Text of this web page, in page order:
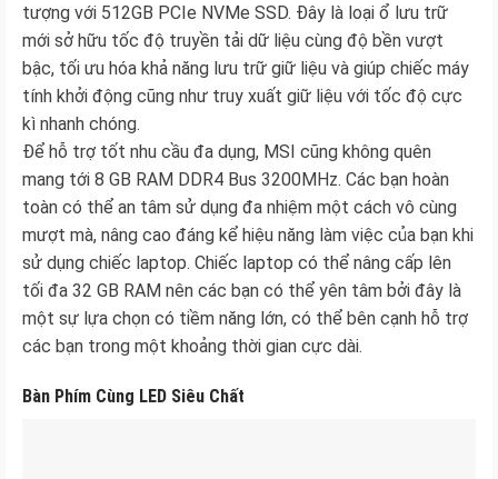
tượng với 512GB PCIe NVMe SSD. Đây là loại ổ lưu trữ
mới sở hữu tốc độ truyền tải dữ liệu cùng độ bền vượt
bậc, tối ưu hóa khả năng lưu trữ giữ liệu và giúp chiếc máy
tính khởi động cũng như truy xuất giữ liệu với tốc độ cực
kì nhanh chóng.
Để hỗ trợ tốt nhu cầu đa dụng, MSI cũng không quên
mang tới 8 GB RAM DDR4 Bus 3200MHz. Các bạn hoàn
toàn có thể an tâm sử dụng đa nhiệm một cách vô cùng
mượt mà, nâng cao đáng kể hiệu năng làm việc của bạn khi
sử dụng chiếc laptop. Chiếc laptop có thể nâng cấp lên
tối đa 32 GB RAM nên các bạn có thể yên tâm bởi đây là
một sự lựa chọn có tiềm năng lớn, có thể bên cạnh hỗ trợ
các bạn trong một khoảng thời gian cực dài.
Bàn Phím Cùng LED Siêu Chất